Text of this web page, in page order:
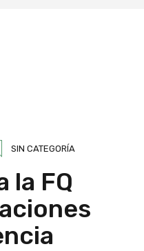
SIN CATEGORÍA
la FQ